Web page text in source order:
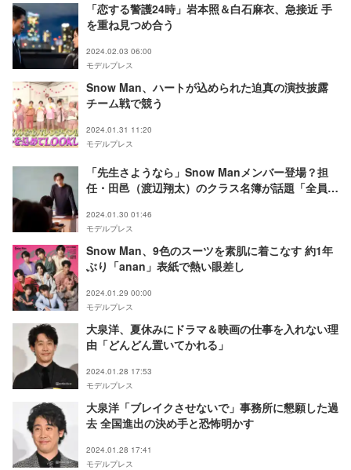
「恋する警護24時」岩本照＆白石麻衣、急接近 手
を重ね見つめ合う
2024.02.03 06:00
モデルプレス
Snow Man、ハートが込められた迫真の演技披露
チーム戦で競う
2024.01.31 11:20
モデルプレス
「先生さようなら」Snow Manメンバー登場？担
任・田邑（渡辺翔太）のクラス名簿が話題「全員の
2024.01.30 01:46
モデルプレス
Snow Man、9色のスーツを素肌に着こなす 約1年
ぶり「anan」表紙で熱い眼差し
2024.01.29 00:00
モデルプレス
大泉洋、夏休みにドラマ＆映画の仕事を入れない理
由「どんどん置いてかれる」
2024.01.28 17:53
モデルプレス
大泉洋「ブレイクさせないで」事務所に懇願した過
去 全国進出の決め手と恐怖明かす
2024.01.28 17:41
モデルプレス